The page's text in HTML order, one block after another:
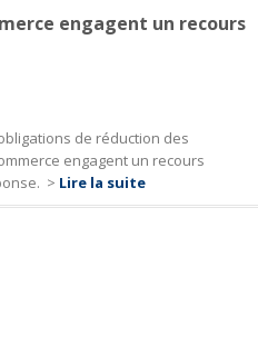
engagent un recours
de réduction des
engagent un recours
> Lire la suite